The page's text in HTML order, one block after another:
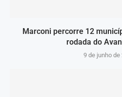
Marconi percorre 12
rodada do
9 de junho de